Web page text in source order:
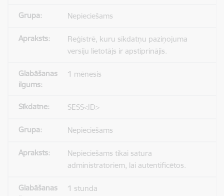
Nepieciešams
Reģistrē, kuru sīkdatņu paziņojuma
versiju lietotājs ir apstiprinājis.
1 mēnesis
SESS<ID>
Nepieciešams
Nepieciešams tikai satura
administratoriem, lai autentificētos.
1 stunda